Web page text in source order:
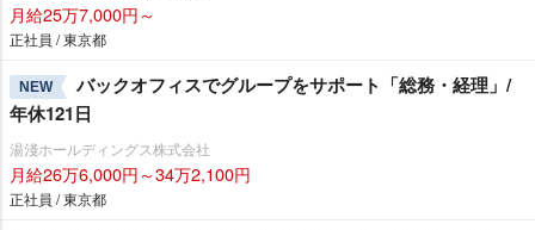
月給25万7,000円～
正社員 / 東京都
NEW
バックオフィスでグループをサポート「総務・経理」/
年休121日
湯淺ホールディングス株式会社
月給26万6,000円～34万2,100円
正社員 / 東京都